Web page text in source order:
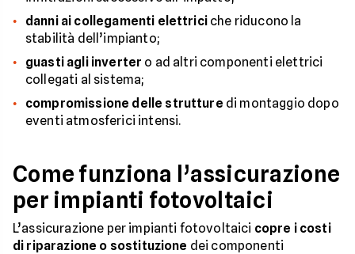
danni ai collegamenti elettriciche riducono la
stabilità dell’impianto;
guasti agli inverter o ad altri componenti elettrici
collegati al sistema;
compromissione delle strutture di montaggio dopo
eventi atmosferici intensi.
Come funziona l’assicurazione
per impianti fotovoltaici
L’assicurazione per impianti fotovoltaici copre i costi
di riparazione o sostituzione dei componenti